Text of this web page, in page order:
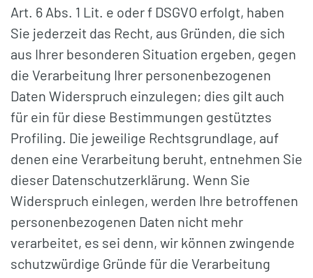
Art. 6 Abs. 1 Lit. e oder f DSGVO erfolgt, haben
Sie jederzeit das Recht, aus Gründen, die sich
aus Ihrer besonderen Situation ergeben, gegen
die Verarbeitung Ihrer personenbezogenen
Daten Widerspruch einzulegen; dies gilt auch
für ein für diese Bestimmungen gestütztes
Profiling. Die jeweilige Rechtsgrundlage, auf
denen eine Verarbeitung beruht, entnehmen Sie
dieser Datenschutzerklärung. Wenn Sie
Widerspruch einlegen, werden Ihre betroffenen
personenbezogenen Daten nicht mehr
verarbeitet, es sei denn, wir können zwingende
schutzwürdige Gründe für die Verarbeitung